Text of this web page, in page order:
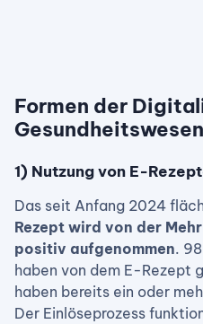
Formen der
Gesundheitswesen
1) Nutzung von E-
Das seit Anfang 2024
Rezept wird von der
positiv aufgenommen.
haben von dem E-Rezept
haben bereits ein oder
Der Einlöseprozess